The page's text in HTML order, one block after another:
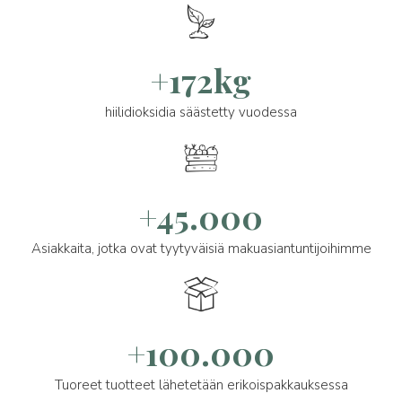
+172kg
hiilidioksidia säästetty vuodessa
+45.000
Asiakkaita, jotka ovat tyytyväisiä makuasiantuntijoihimme
+100.000
Tuoreet tuotteet lähetetään erikoispakkauksessa